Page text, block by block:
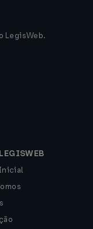
LegisWeb.